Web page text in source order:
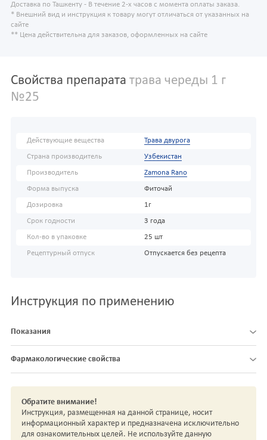
Доставка по Ташкенту - В течение 2-х часов с момента оплаты заказа.
* Внешний вид и инструкция к товару могут отличаться от указанных на
сайте
** Цена действительна для заказов, оформленных на сайте
Свойства препарата трава череды 1 г
№25
Действующие вещества Трава двурога
Страна производитель Узбекистан
Производитель Zamona Rano
Форма выпуска Фиточай
Дозировка 1г
Срок годности 3 года
Кол-во в упаковке 25 шт
Рецептурный отпуск Отпускается без рецепта
Инструкция по применению
Показания
Фармакологические свойства
Обратите внимание!
Инструкция, размещенная на данной странице, носит
информационный характер и предназначена исключительно
для ознакомительных целей. Не используйте данную